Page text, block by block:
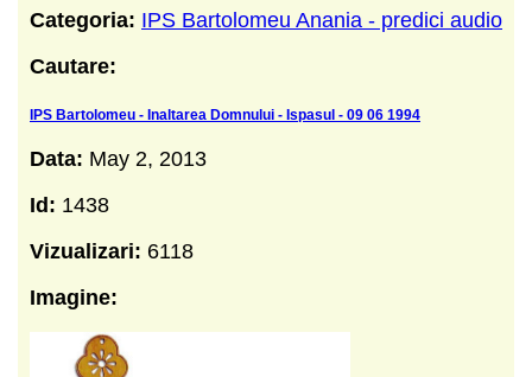
Categoria: IPS Bartolomeu Anania - predici audio
Cautare:
IPS Bartolomeu - Inaltarea Domnului - Ispasul - 09 06 1994
Data: May 2, 2013
Id: 1438
Vizualizari: 6118
Imagine: